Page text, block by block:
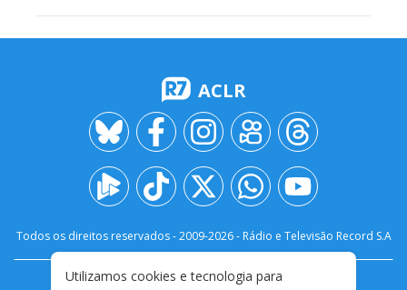
ACLR
Todos os direitos reservados - 2009-2026- Rádio e Televisão Record S.A
PRIVACIDADE
Utilizamos cookies e tecnologia para